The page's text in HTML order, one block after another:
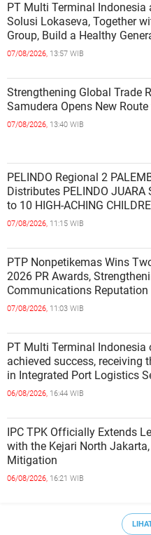
PT Multi Terminal Indonesia
Solusi Lokaseva, Together
Group, Build a Healthy
a Golden Indonesia
07/08/2026, 13:57 WIB
Strengthening Global Trade
Samudera Opens New
07/08/2026, 13:40 WIB
PELINDO Regional 2
Distributes PELINDO JUARA
to 10 HIGH-ACHING
07/08/2026, 11:15 WIB
PTP Nonpetikemas Wins Two Awards at the
2026 PR Awards,
Communications Reputation
Sector
07/08/2026, 11:03 WIB
PT Multi Terminal Indonesia
achieved success, receiving
in Integrated Port Logistics
06/08/2026, 16:44 WIB
IPC TPK Officially Extends
with the Kejari North
Mitigation
06/08/2026, 16:21 WIB